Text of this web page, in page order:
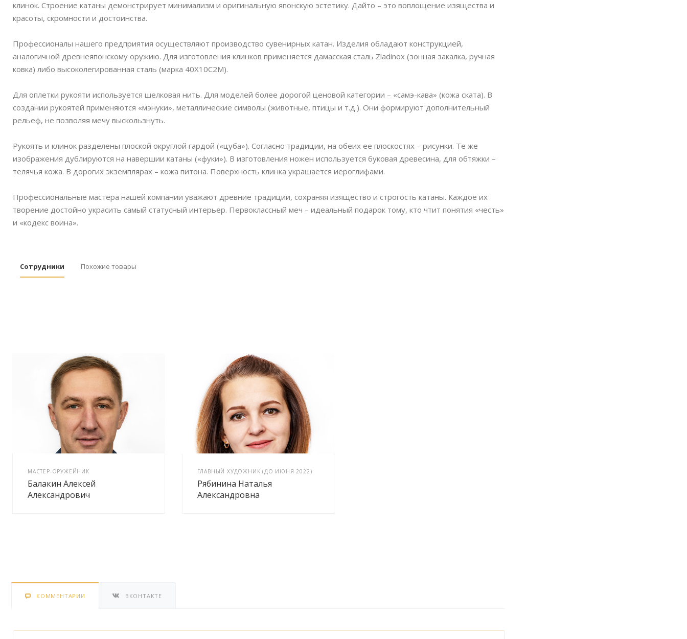
клинок. Строение катаны демонстрирует минимализм и оригинальную японскую эстетику. Дайто – это воплощение изящества и
красоты, скромности и достоинства.
Профессионалы нашего предприятия осуществляют производство сувенирных катан. Изделия обладают конструкцией,
аналогичной древнеяпонскому оружию. Для изготовления клинков применяется дамасская сталь Zladinox (зонная закалка, ручная
ковка) либо высоколегированная сталь (марка 40Х10С2М).
Для оплетки рукояти используется шелковая нить. Для моделей более дорогой ценовой категории – «самэ-кава» (кожа ската). В
создании рукоятей применяются «мэнуки», металлические символы (животные, птицы и т.д.). Они формируют дополнительный
рельеф, не позволяя мечу выскользнуть.
Рукоять и клинок разделены плоской округлой гардой («цуба»). Согласно традиции, на обеих ее плоскостях – рисунки. Те же
изображения дублируются на навершии катаны («фуки»). В изготовления ножен используется буковая древесина, для обтяжки –
телячья кожа. В дорогих экземплярах – кожа питона. Поверхность клинка украшается иероглифами.
Профессиональные мастера нашей компании уважают древние традиции, сохраняя изящество и строгость катаны. Каждое их
творение достойно украсить самый статусный интерьер. Первоклассный меч – идеальный подарок тому, кто чтит понятия «честь»
и «кодекс воина».
Сотрудники Похожие товары
МАСТЕР-ОРУЖЕЙНИК
Балакин Алексей
Александрович
ГЛАВНЫЙ ХУДОЖНИК (ДО ИЮНЯ 2022)
Рябинина Наталья
Александровна
КОММЕНТАРИИ ВКОНТАКТЕ